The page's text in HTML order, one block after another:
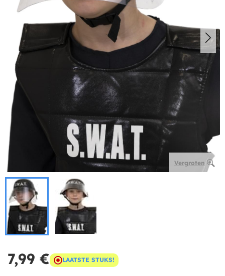
Vergroten
7,99 € LAATSTE STUKS!